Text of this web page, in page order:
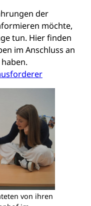
der
möchte,
tun. Hier finden
im Anschluss an
von ihren